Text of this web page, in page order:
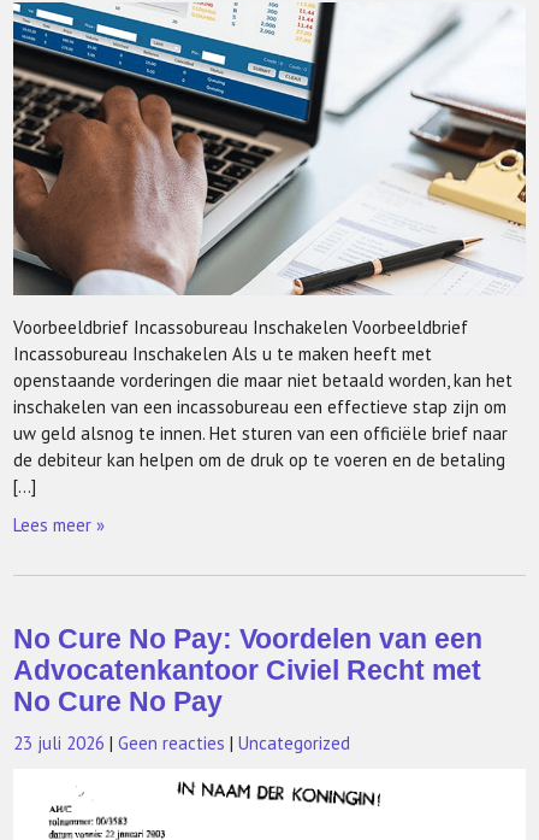
Voorbeeldbrief Incassobureau Inschakelen Voorbeeldbrief
Incassobureau Inschakelen Als u te maken heeft met
openstaande vorderingen die maar niet betaald worden, kan het
inschakelen van een incassobureau een effectieve stap zijn om
uw geld alsnog te innen. Het sturen van een officiële brief naar
de debiteur kan helpen om de druk op te voeren en de betaling
[…]
Lees meer »
No Cure No Pay: Voordelen van een
Advocatenkantoor Civiel Recht met
No Cure No Pay
23 juli 2026 |Geen reacties |Uncategorized